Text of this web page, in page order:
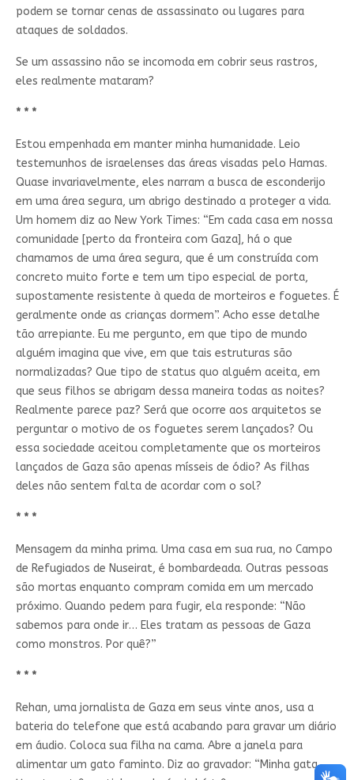
podem se tornar cenas de assassinato ou lugares para
ataques de soldados.
Se um assassino não se incomoda em cobrir seus rastros,
eles realmente mataram?
* * *
Estou empenhada em manter minha humanidade. Leio
testemunhos de israelenses das áreas visadas pelo Hamas.
Quase invariavelmente, eles narram a busca de esconderijo
em uma área segura, um abrigo destinado a proteger a vida.
Um homem diz ao New York Times: “Em cada casa em nossa
comunidade [perto da fronteira com Gaza], há o que
chamamos de uma área segura, que é um construída com
concreto muito forte e tem um tipo especial de porta,
supostamente resistente à queda de morteiros e foguetes. É
geralmente onde as crianças dormem”. Acho esse detalhe
tão arrepiante. Eu me pergunto, em que tipo de mundo
alguém imagina que vive, em que tais estruturas são
normalizadas? Que tipo de status quo alguém aceita, em
que seus filhos se abrigam dessa maneira todas as noites?
Realmente parece paz? Será que ocorre aos arquitetos se
perguntar o motivo de os foguetes serem lançados? Ou
essa sociedade aceitou completamente que os morteiros
lançados de Gaza são apenas mísseis de ódio? As filhas
deles não sentem falta de acordar com o sol?
* * *
Mensagem da minha prima. Uma casa em sua rua, no Campo
de Refugiados de Nuseirat, é bombardeada. Outras pessoas
são mortas enquanto compram comida em um mercado
próximo. Quando pedem para fugir, ela responde: “Não
sabemos para onde ir… Eles tratam as pessoas de Gaza
como monstros. Por quê?”
* * *
Rehan, uma jornalista de Gaza em seus vinte anos, usa a
bateria do telefone que está acabando para gravar um diário
em áudio. Coloca sua filha na cama. Abre a janela para
alimentar um gato faminto. Diz ao gravador: “Minha gata